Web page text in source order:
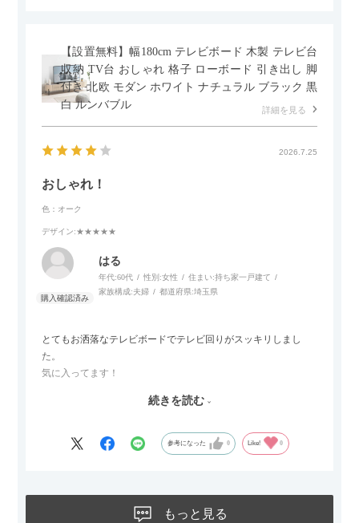
ないのもお気に入りのポイントです。さらに、わが家はソファ
の後ろ側を通ることも多い間取りなので、背面まできれいに仕
上げられているデザインも気に入っています。どの角度から見
ても美しく、空間の印象を損ないません。
わが家のホテルライク×ジャパンディのインテリアにも自然にな
また、カウチのように足を伸ばしてくつろげるスタイルが理想
だったので、それが叶って大満足です。オットマンは自由に動
かせるため、普段はカウチとして使い、来客時には離してスツ
ールとして使えるなど、使い勝手の良さも魅力だと感じていま
【設置無料】幅180cm テレビボード 木製 テレビ台
収納 TV台 おしゃれ 格子 ローボード 引き出し 脚
付き 北欧 モダン ホワイト ナチュラル ブラック 黒
白 ルンバブル
詳細を見る
2026.7.25
おしゃれ！
色：オーク
デザイン:★★★★★
はる
年代:60代 性別:女性 住まい:持ち家一戸建て
家族構成:夫婦 都道府県:埼玉県
とてもお洒落なテレビボードでテレビ回りがスッキリしまし
た。
気に入ってます！
Blu-rayレコーダーをボードの扉にしまったところリモコンが閉
なので星4つにします
続きを読む
参考になった 0 Like! 0
もっと見る